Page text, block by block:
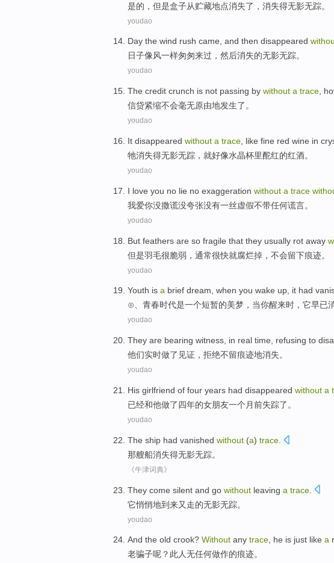
是的 ， 但是盒子从贮藏地点消失了，消失得无影无踪。
youdao
Day the wind rush came, and then disappeared
日子像风一样匆匆来过 ， 然后消失的无影无踪。
youdao
The credit crunch is not passing by without a trace ,
信贷紧缩不会毫无原由地发生了。
youdao
It disappeared without a trace like fine red wine in
牠消失得无影无踪 ， 就好像水晶杯里酡红的红酒。
youdao
I love you no lie no exaggeration without a trace
我爱你没撒谎没夸张没有一丝虚假不带任何谎言。
youdao
But feathers are so fragile that they usually rot away
但是羽毛很脆弱 ， 通常很快就腐烂掉 ， 不会留下痕迹。
youdao
Youth is a brief dream, when you wake up, it had
⊙、 青春时代是一个短暂的美梦 ， 当你醒来时， 它早已
youdao
They are bearing witness in real time refusing to
他们实时做了 见证 ， 拒绝不留痕迹地消失。
youdao
His girlfriend of four years had disappeared without a
已经和他做了四年的女朋友一个 月前失踪了。
youdao
The ship had vanished without (a) trace
那艘船消失得无影无踪。
《牛津词典》
They come silent and go without leaving a trace
它悄悄地到来又 走的无影无踪。
youdao
And the old crook? Without any trace, he is just like a
老骗子呢？此人无任何做作的痕迹。